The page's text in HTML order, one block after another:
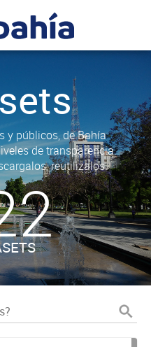
y públicos, de Bahía
de transparencia.
reutilizalos.